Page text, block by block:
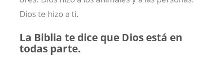
Dios te hizo a ti.
La Biblia te dice que Dios está en
todas parte.